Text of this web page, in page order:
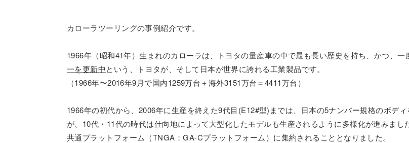
カローラツーリングの事例紹介です。
1966年（昭和41年）生まれのカローラは、トヨタの量産車の中で最も長い歴史を持ち、かつ、
一を更新中という、トヨタが、そして日本が世界に誇れる工業製品です。
（1966年〜2016年9月で国内1259万台＋海外3151万台＝4411万台）
1966年の初代から、2006年に生産を終えた9代目(E12#型)までは、日本の5ナンバー規格のボデ
が、10代・11代の時代は仕向地によって大型化したモデルも生産されるように多様化が進みま
共通プラットフォーム（TNGA：GA-Cプラットフォーム）に集約されることとなりました。